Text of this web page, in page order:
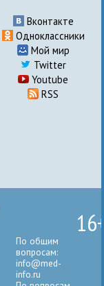
Вконтакте
Одноклассники
Мой мир
Twitter
Youtube
RSS
По общим
вопросам:
info@med-
info.ru